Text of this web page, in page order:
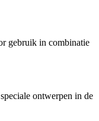
gebruik in combinatie
ontwerpen in de